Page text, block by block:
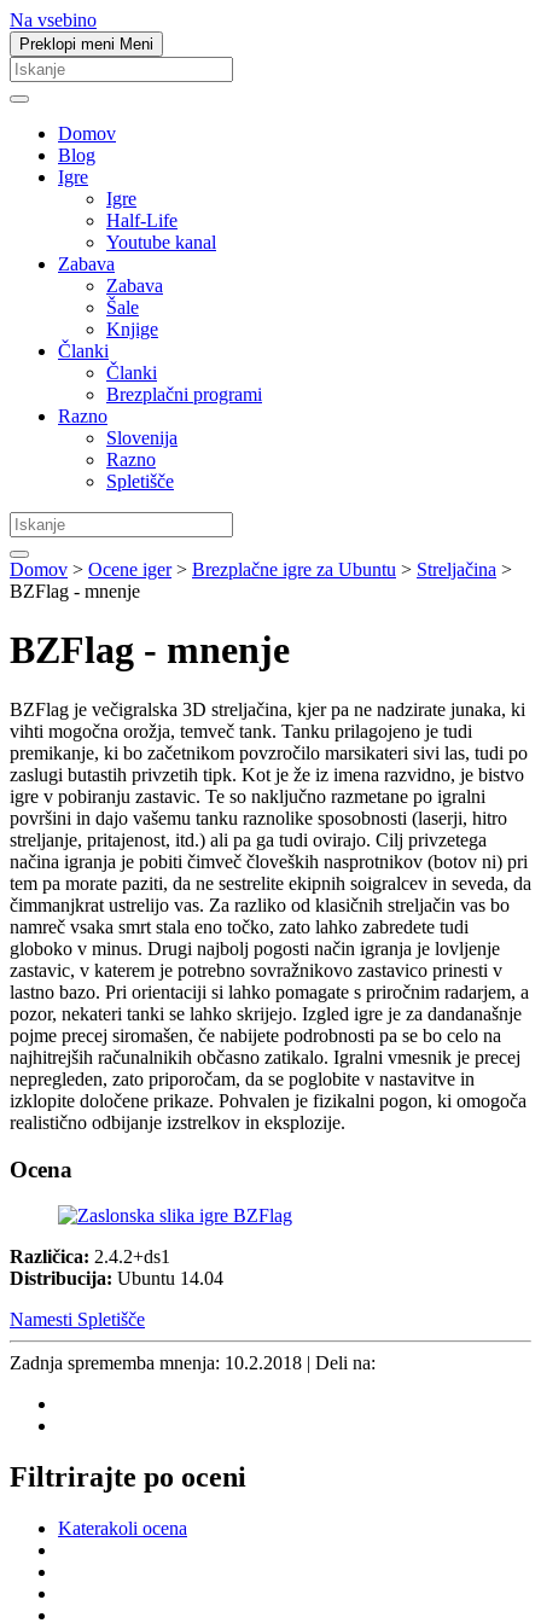
Na vsebino
Preklopi meni Meni
Domov
Blog
Igre
Igre
Half-Life
Youtube kanal
Zabava
Zabava
Šale
Knjige
Članki
Članki
Brezplačni programi
Razno
Slovenija
Razno
Spletišče
Domov > Ocene iger> Brezplačne igre za Ubuntu > Streljačina >
BZFlag - mnenje
BZFlag - mnenje
BZFlag je večigralska 3D streljačina, kjer pa ne nadzirate junaka, ki
vihti mogočna orožja, temveč tank. Tanku prilagojeno je tudi
premikanje, ki bo začetnikom povzročilo marsikateri sivi las, tudi po
zaslugi butastih privzetih tipk. Kot je že iz imena razvidno, je bistvo
igre v pobiranju zastavic. Te so naključno razmetane po igralni
površini in dajo vašemu tanku raznolike sposobnosti (laserji, hitro
streljanje, pritajenost, itd.) ali pa ga tudi ovirajo. Cilj privzetega
načina igranja je pobiti čimveč človeških nasprotnikov (botov ni) pri
tem pa morate paziti, da ne sestrelite ekipnih soigralcev in seveda, da
čimmanjkrat ustrelijo vas. Za razliko od klasičnih streljačin vas bo
namreč vsaka smrt stala eno točko, zato lahko zabredete tudi
globoko v minus. Drugi najbolj pogosti način igranja je lovljenje
zastavic, v katerem je potrebno sovražnikovo zastavico prinesti v
lastno bazo. Pri orientaciji si lahko pomagate s priročnim radarjem, a
pozor, nekateri tanki se lahko skrijejo. Izgled igre je za dandanašnje
pojme precej siromašen, če nabijete podrobnosti pa se bo celo na
najhitrejših računalnikih občasno zatikalo. Igralni vmesnik je precej
nepregleden, zato priporočam, da se poglobite v nastavitve in
izklopite določene prikaze. Pohvalen je fizikalni pogon, ki omogoča
realistično odbijanje izstrelkov in eksplozije.
Ocena
Različica: 2.4.2+ds1
Distribucija: Ubuntu 14.04
Namesti Spletišče
Zadnja sprememba mnenja: 10.2.2018 | Deli na:
Filtrirajte po oceni
Katerakoli ocena